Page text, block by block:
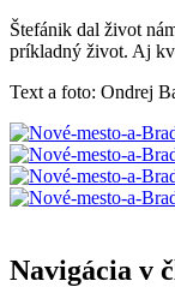
Štefánik dal život
príkladný život. Aj
Text a foto: Ondrej
Navigácia v